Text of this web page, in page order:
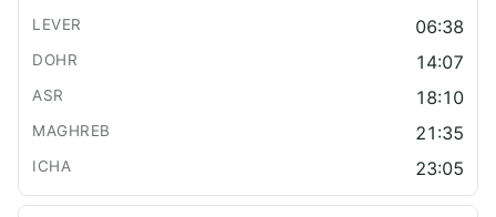
06:38
14:07
18:10
21:35
23:05